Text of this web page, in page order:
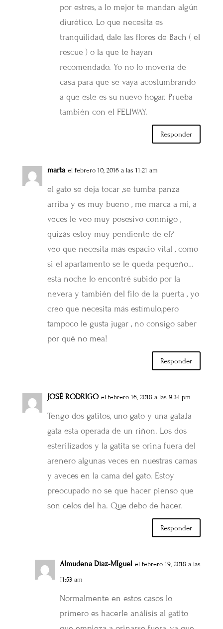
por estres, a lo mejor te mandan algún
diurético. Lo que necesita es
tranquilidad, dale las flores de Bach ( el
rescue ) o la que te hayan
recomendado. Yo no lo movería de
casa para que se vaya acostumbrando
a que este es su nuevo hogar. Prueba
también con el FELIWAY.
Responder
marta el febrero 10, 2016 a las 11:21 am
el gato se deja tocar ,se tumba panza
arriba y es muy bueno , me marca a mi, a
veces le veo muy posesivo conmigo ,
quizás estoy muy pendiente de el?
veo que necesita más espacio vital , como
si el apartamento se le queda pequeño…
esta noche lo encontré subido por la
nevera y también del filo de la puerta , yo
creo que necesita más estímulo,pero
tampoco le gusta jugar , no consigo saber
por qué no mea!
Responder
JOSÉ RODRIGO el febrero 16, 2018 a las 9:34 pm
Tengo dos gatitos, uno gato y una gata,la
gata esta operada de un riñon. Los dos
esterilizados y la gatita se orina fuera del
arenero algunas veces en nuestras camas
y aveces en la cama del gato. Estoy
preocupado no se que hacer pienso que
son celos del ha. Que debo de hacer.
Responder
Almudena Diaz-MIguel el febrero 19, 2018 a las
11:53 am
Normalmente en estos casos lo
primero es hacerle análisis al gatito